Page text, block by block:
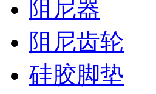
阻尼器
阻尼齿轮
硅胶脚垫